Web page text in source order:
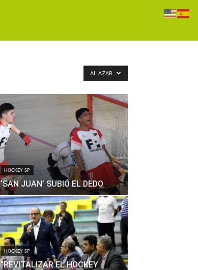
AL AZAR
HOCKEY SP
‘SAN JUAN’ SUBIÓ EL DEDO
HOCKEY SP
“REVITALIZAR EL HOCKEY